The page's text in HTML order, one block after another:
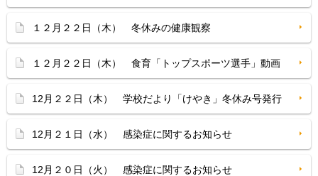
１２月２２日（木） 冬休みの健康観察
１２月２２日（木） 食育「トップスポーツ選手」動画
12月２２日（木） 学校だより「けやき」冬休み号発行
12月２１日（水） 感染症に関するお知らせ
12月２０日（火） 感染症に関するお知らせ